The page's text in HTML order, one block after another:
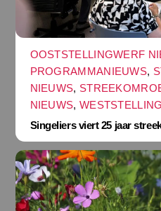
OOSTSTELLINGWERF
PROGRAMMANIEUWS,
NIEUWS,
NIEUWS,
Singeliers viert 25 jaar